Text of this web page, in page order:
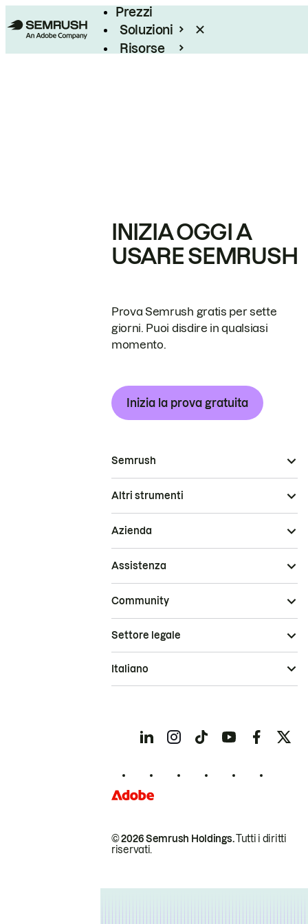
Prezzi
Soluzioni
Risorse
INIZIA OGGI A
USARE SEMRUSH
Prova Semrush gratis per sette
giorni. Puoi disdire in qualsiasi
momento.
Inizia la prova gratuita
Semrush
Altri strumenti
Azienda
Assistenza
Community
© 2026 Semrush Holdings.Tutti i diritti
riservati.
Settore legale
Italiano